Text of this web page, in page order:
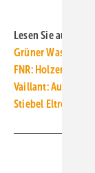
Lesen Sie auch:
Grüner
FNR: Holzenergie
Vaillant:
Stiebel Eltron will